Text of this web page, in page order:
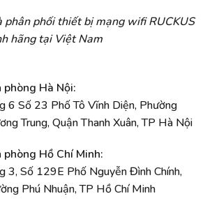
phân phối thiết bị mạng wifi RUCKUS
hãng tại Việt Nam
phòng Hà Nội:
6 Số 23 Phố Tô Vĩnh Diện, Phường
Trung, Quận Thanh Xuân, TP Hà Nội
phòng Hồ Chí Minh:
3, Số 129E Phố Nguyễn Đình Chính,
Phú Nhuận, TP Hồ Chí Minh